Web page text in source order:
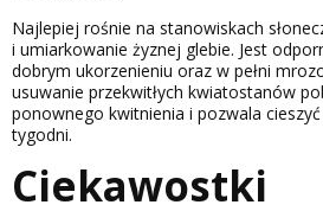
Najlepiej rośnie na stanowiskach
i umiarkowanie żyznej glebie. Jest
dobrym ukorzenieniu oraz w pełni
usuwanie przekwitłych kwiatostanów
ponownego kwitnienia i pozwala
tygodni.
Ciekawostki